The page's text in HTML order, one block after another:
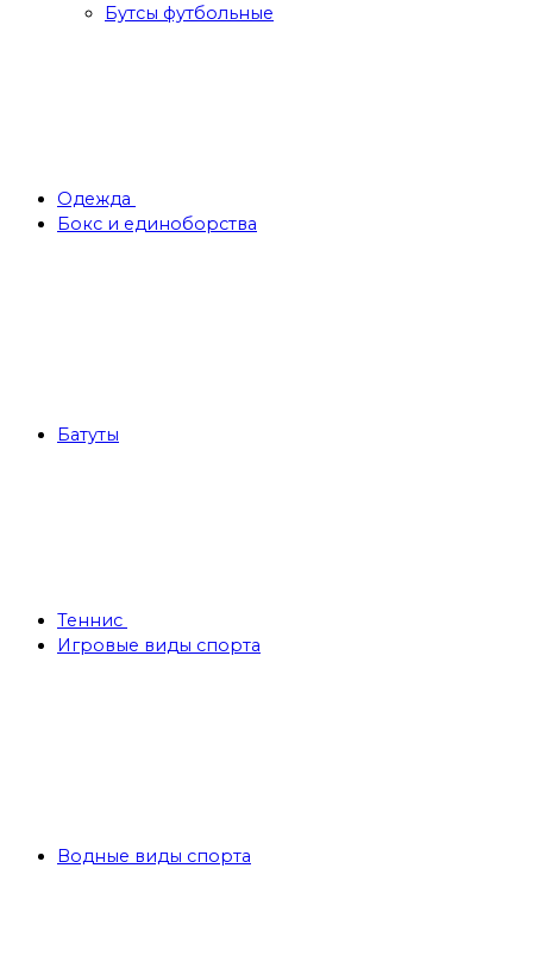
Бутсы футбольные
Одежда
Бокс и единоборства
Батуты
Теннис
Игровые виды спорта
Водные виды спорта